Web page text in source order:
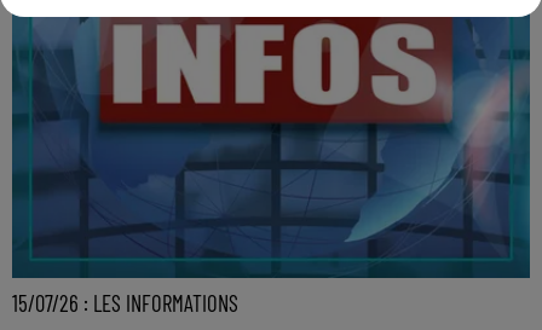
15/07/26 : LES INFORMATIONS